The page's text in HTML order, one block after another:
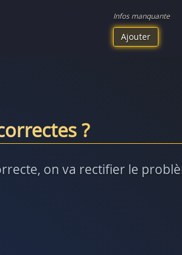
Infos manquante
Ajouter
?
on va rectifier le